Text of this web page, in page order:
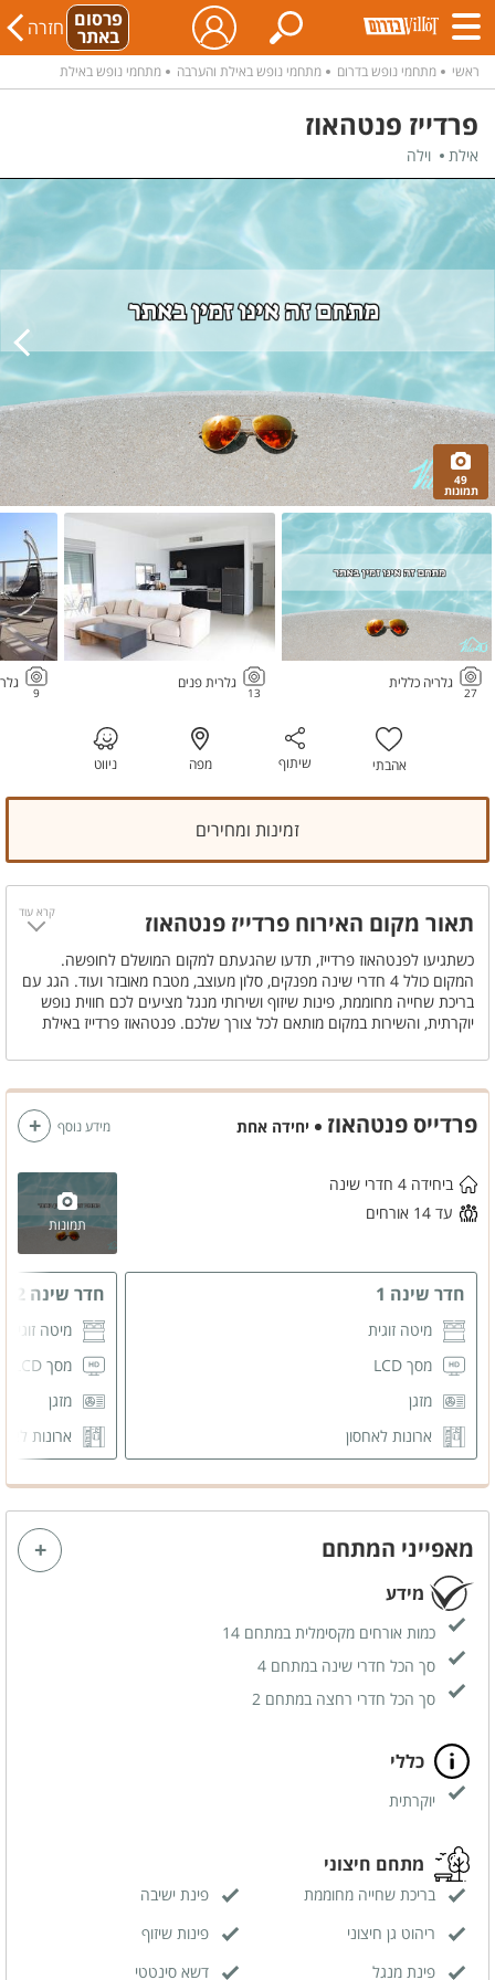
פרסום
באתר חזרה
ראשי מתחמי נופש בדרום מתחמי נופש באילת והערבה מתחמי נופש באילת
פרדייז פנטהאוז
אילת וילה
49
תמונות
27
גלריה כללית
13
גלרית פנים
9
אהבתי שיתוף מפה ניווט
זמינות ומחירים
תאור מקום האירוח פרדייז פנטהאוז
כשתגיעו לפנטהאוז פרדייז, תדעו שהגעתם למקום המושלם לחופשה.
המקום כולל 4 חדרי שינה מפנקים, סלון מעוצב, מטבח מאובזר ועוד. הגג עם
בריכת שחייה מחוממת, פינות שיזוף ושירותי מנגל מציעים לכם חווית נופש
יוקרתית, והשירות במקום מותאם לכל צורך שלכם. פנטהאוז פרדייז באילת
להציע.
קרא עוד
פרדייס פנטהאוז יחידה אחת
תמונות
ביחידה 4 חדרי שינה
עד 14 אורחים
חדר שינה 1
מיטה זוגית
מסך LCD
מזגן
ארונות לאחסון
חדר רחצה פרטי
חדר שינה 2
מיטה זוגית
מסך LCD
מזגן
ארונות
מידע נוסף
מאפייני המתחם
מידע
כמות אורחים מקסימלית במתחם 14
סך הכל חדרי שינה במתחם 4
סך הכל חדרי רחצה במתחם 2
כללי
יוקרתית
מתחם חיצוני
בריכת שחייה מחוממת
פינת ישיבה
ריהוט גן חיצוני
פינות שיזוף
פינת מנגל
דשא סינטטי